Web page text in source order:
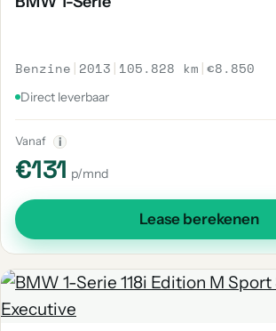
Benzine | 2013 | 105.828 km |€8.850
Direct leverbaar
Vanaf i
€131 p/mnd
Lease berekenen